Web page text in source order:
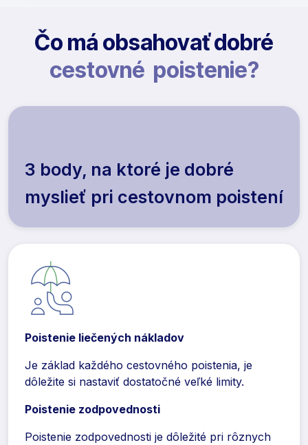
Čo má obsahovať dobré
cestovné poistenie?
3 body, na ktoré je dobré
myslieť pri cestovnom poistení
Poistenie liečených nákladov
Je základ každého cestovného poistenia, je
dôležite si nastaviť dostatočné veľké limity.
Poistenie zodpovednosti
Poistenie zodpovednosti je dôležité pri rôznych